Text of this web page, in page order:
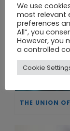
We use
most relevant
preferences
All”, you
However, you
a controlled
Cookie